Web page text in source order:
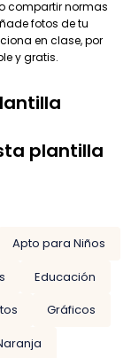
compartir normas
fotos de tu
en clase, por
y gratis.
plantilla
Apto para Niños
Educación
Gráficos